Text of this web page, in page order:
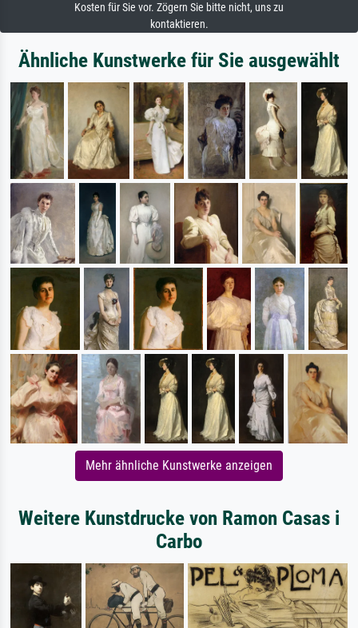
Kosten für Sie vor. Zögern Sie bitte nicht, uns zu
kontaktieren.
Ähnliche Kunstwerke für Sie ausgewählt
Mehr ähnliche Kunstwerke anzeigen
Weitere Kunstdrucke von Ramon Casas i
Carbo